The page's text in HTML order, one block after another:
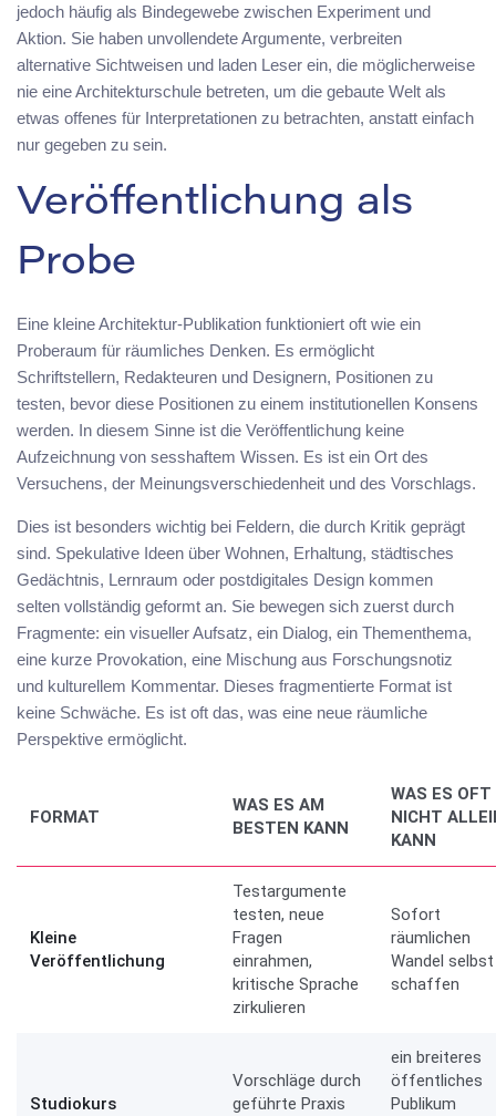
jedoch häufig als Bindegewebe zwischen Experiment und
Aktion. Sie haben unvollendete Argumente, verbreiten
alternative Sichtweisen und laden Leser ein, die möglicherweise
nie eine Architekturschule betreten, um die gebaute Welt als
etwas offenes für Interpretationen zu betrachten, anstatt einfach
nur gegeben zu sein.
Veröffentlichung als
Probe
Eine kleine Architektur-Publikation funktioniert oft wie ein
Proberaum für räumliches Denken. Es ermöglicht
Schriftstellern, Redakteuren und Designern, Positionen zu
testen, bevor diese Positionen zu einem institutionellen Konsens
werden. In diesem Sinne ist die Veröffentlichung keine
Aufzeichnung von sesshaftem Wissen. Es ist ein Ort des
Versuchens, der Meinungsverschiedenheit und des Vorschlags.
Dies ist besonders wichtig bei Feldern, die durch Kritik geprägt
sind. Spekulative Ideen über Wohnen, Erhaltung, städtisches
Gedächtnis, Lernraum oder postdigitales Design kommen
selten vollständig geformt an. Sie bewegen sich zuerst durch
Fragmente: ein visueller Aufsatz, ein Dialog, ein Thementhema,
eine kurze Provokation, eine Mischung aus Forschungsnotiz
und kulturellem Kommentar. Dieses fragmentierte Format ist
keine Schwäche. Es ist oft das, was eine neue räumliche
Perspektive ermöglicht.
FORMAT
WAS ES AM
BESTEN KANN
WAS ES OFT
NICHT
KANN
Kleine
Veröffentlichung
Testargumente
testen, neue
Fragen
einrahmen,
kritische Sprache
zirkulieren
Sofort
räumlichen
Wandel selbst
schaffen
Studiokurs
Vorschläge durch
geführte Praxis
ein breiteres
öffentliches
Publikum